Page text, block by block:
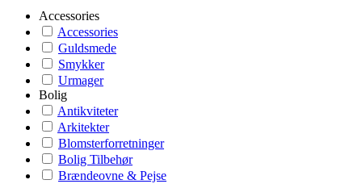
Accessories
Accessories
Guldsmede
Smykker
Urmager
Bolig
Antikviteter
Arkitekter
Blomsterforretninger
Bolig Tilbehør
Brændeovne & Pejse